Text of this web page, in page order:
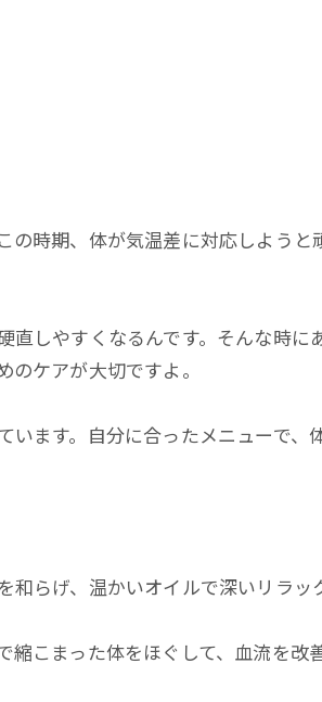
時期、体が気温差に対応しよう
しやすくなるんです。そんな時
ケアが大切ですよ。
ます。自分に合ったメニューで、
らげ、温かいオイルで深いリラッ
こまった体をほぐして、血流を改